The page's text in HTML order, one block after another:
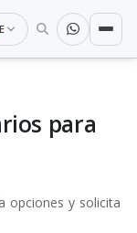
para
opciones y solicita